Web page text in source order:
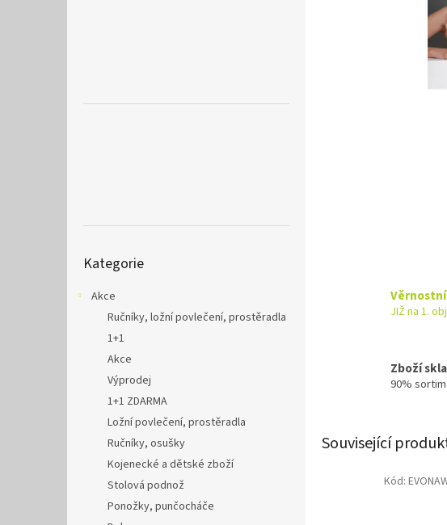
kategorie
Kategorie
Akce
Ručníky, ložní povlečení, prostěradla
1+1
Akce
Výprodej
1+1 ZDARMA
Ložní povlečení, prostěradla
Ručníky, osušky
Kojenecké a dětské zboží
Stolová podnož
Ponožky, punčocháče
JIŽ na 1.
Zboží
90%
Související
Kód: